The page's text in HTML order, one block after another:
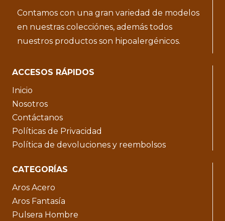
Contamos con una gran variedad de modelos
en nuestras colecciónes, además todos
nuestros productos son hipoalergénicos.
ACCESOS RÁPIDOS
Inicio
Nosotros
Contáctanos
Políticas de Privacidad
Política de devoluciones y reembolsos
CATEGORÍAS
Aros Acero
Aros Fantasía
Pulsera Hombre